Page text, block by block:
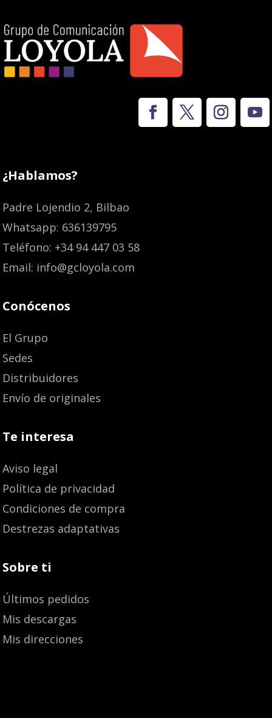
¿Hablamos?
Padre Lojendio 2, Bilbao
Whatsapp: 636139795
Teléfono: +34 94 447 03 58
Email: info@gcloyola.com
Conócenos
El Grupo
Sedes
Distribuidores
Envío de originales
Te interesa
Aviso legal
Política de privacidad
Condiciones de compra
Destrezas adaptativas
Sobre ti
Últimos pedidos
Mis descargas
Mis direcciones